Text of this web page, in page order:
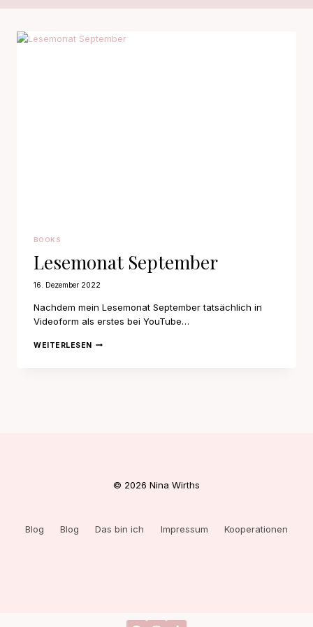
BOOKS
Lesemonat September
16. Dezember 2022
Nachdem mein Lesemonat September tatsächlich in
Videoform als erstes bei YouTube…
WEITERLESENLESEMONAT
© 2026 Nina Wirths
Blog Blog Das bin ich Impressum Kooperationen